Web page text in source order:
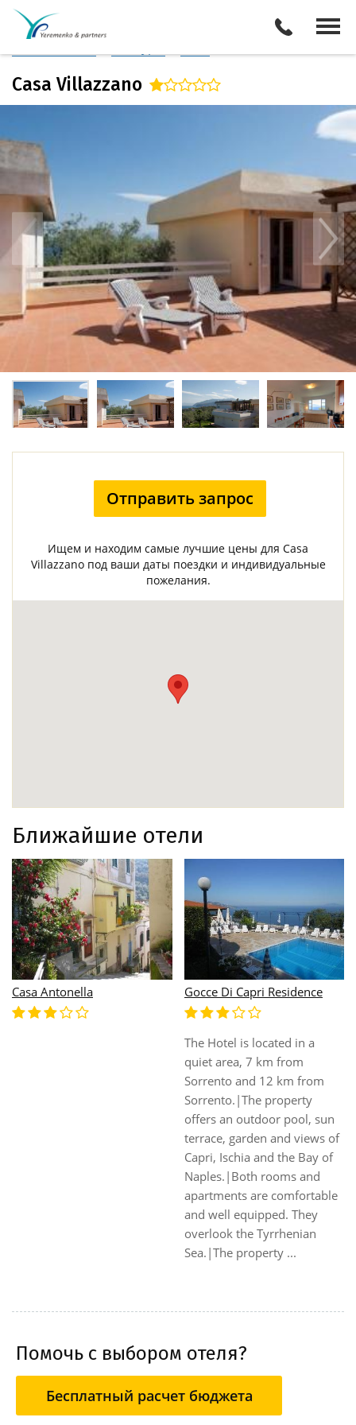
Италия
Описание отеля
Casa Villazzano
Отправить запрос
Ищем и находим самые лучшие цены для Casa
Villazzano под ваши даты поездки и индивидуальные
пожелания.
Ближайшие отели
Casa Antonella Gocce Di Capri Residence
The Hotel is located in a
quiet area, 7 km from
Sorrento and 12 km from
Sorrento.|The property
offers an outdoor pool, sun
terrace, garden and views of
Capri, Ischia and the Bay of
Naples.|Both rooms and
apartments are comfortable
and well equipped. They
overlook the Tyrrhenian
Sea.|The property ...
Помочь с выбором отеля?
Бесплатный расчет бюджета